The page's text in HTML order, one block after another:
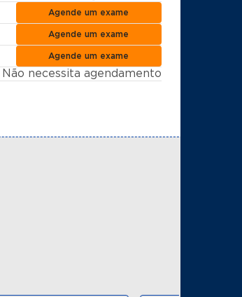
Agende um exame
Agende um exame
Agende um exame
Não necessita agendamento